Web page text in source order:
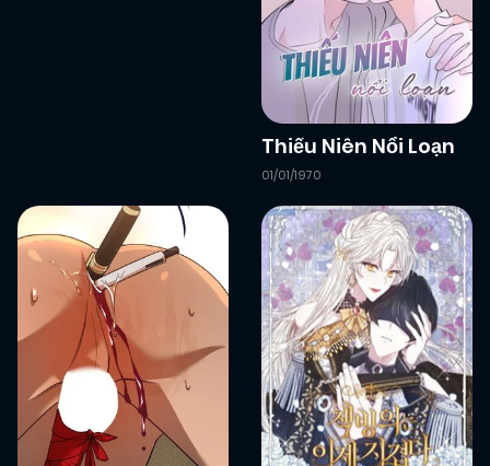
Chapter 4(VIP) 01/02/2026
Chapter 3(VIP)
Chapter 2 (VIP) 01/02/2026
Thiếu Niên Nổi Loạn
01/01/1970